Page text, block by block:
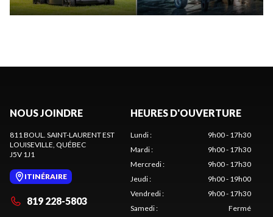
NOUS JOINDRE
811 BOUL. SAINT-LAURENT EST
LOUISEVILLE, QUÉBEC
J5V 1J1
ITINÉRAIRE
819 228-5803
HEURES D'OUVERTURE
Lundi:
9h00 - 17h30
Mardi:
9h00 - 17h30
Mercredi:
9h00 - 17h30
Jeudi:
9h00 - 19h00
Vendredi:
9h00 - 17h30
Samedi:
Fermé